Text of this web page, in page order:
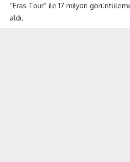
“Eras Tour” ile 17 milyon
aldı​​.